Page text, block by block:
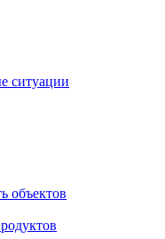
ситуации
объектов